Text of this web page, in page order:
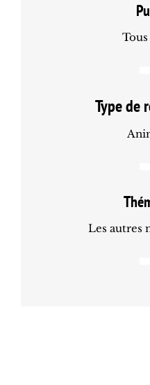
Type de
Les autres